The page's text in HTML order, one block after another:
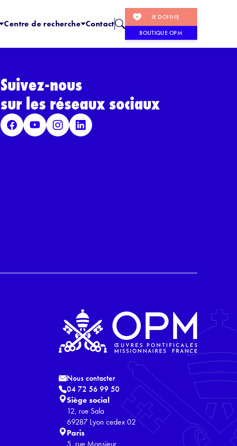
Centre de recherche Contact
JE DONNE
BOUTIQUE OPM
Suivez-nous
sur les réseaux sociaux
Nous contacter
04 72 56 99 50
Siège social
12, rue Sala
69287 Lyon cedex 02
Paris
5, rue Monsieur